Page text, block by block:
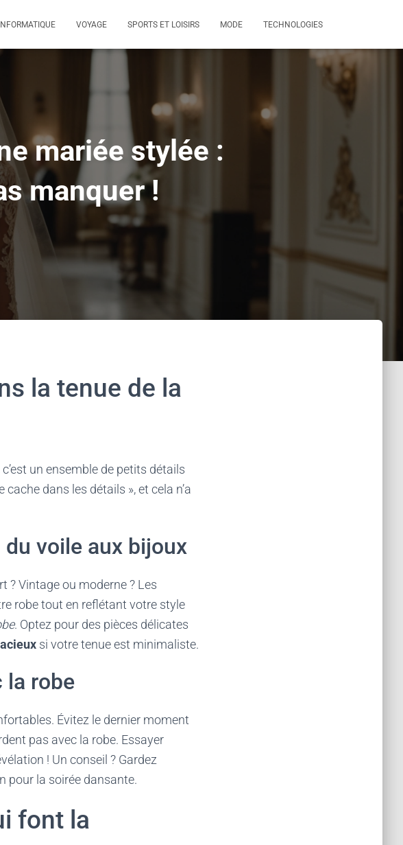
INFORMATIQUE VOYAGE SPORTS ET LOISIRS MODE TECHNOLOGIES
mariée stylée :
manquer !
la tenue de la
un ensemble de petits détails
dans les détails », et cela n’a
voile aux bijoux
? Vintage ou moderne ? Les
robe tout en reflétant votre style
. Optez pour des pièces délicates
si votre tenue est minimaliste.
la robe
Évitez le dernier moment
pas avec la robe. Essayer
! Un conseil ? Gardez
pour la soirée dansante.
font la